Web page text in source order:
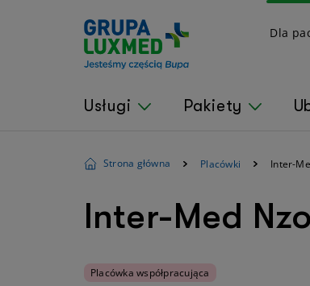
Dla
Usługi Pakiety
Strona główna Placówki Inter-
Inter-Med
Placówka współpracująca